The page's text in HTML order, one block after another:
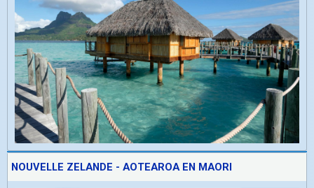
NOUVELLE ZELANDE - AOTEAROA EN MAORI